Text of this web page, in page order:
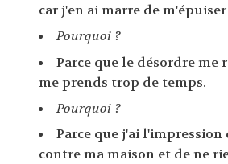
car j'en ai marre de
Pourquoi ?
Parce que le désordre me
me prends trop de temps.
Pourquoi ?
Parce que j'ai
contre ma maison et de ne